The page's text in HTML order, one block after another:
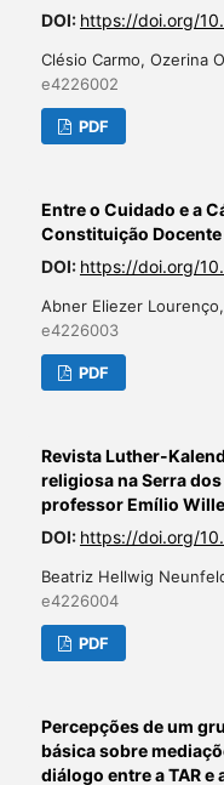
DOI: https://doi.org/
Clésio Carmo, Ozerina
e4226002
PDF
Entre o Cuidado e a
Constituição Docente
DOI: https://doi.org/
Abner Eliezer
e4226003
PDF
Revista Luther-
religiosa na Serra
professor Emílio
DOI: https://doi.org/
Beatriz Hellwig
e4226004
PDF
Percepções de um
básica sobre
diálogo entre a TAR e